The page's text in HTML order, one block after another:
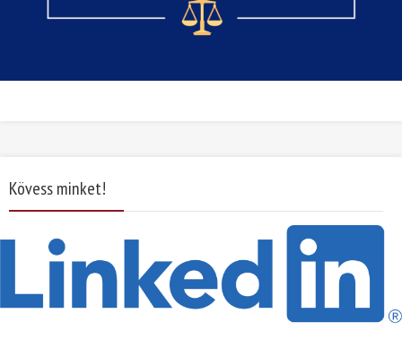
Kövess minket!